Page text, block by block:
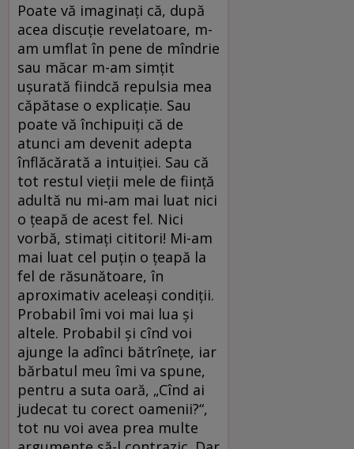
Poate vă imaginați că, după
acea discuție revelatoare, m-
am umflat în pene de mîndrie
sau măcar m-am simțit
ușurată fiindcă repulsia mea
căpătase o explicație. Sau
poate vă închipuiți că de
atunci am devenit adepta
înflăcărată a intuiției. Sau că
tot restul vieții mele de ființă
adultă nu mi‑am mai luat nici
o țeapă de acest fel. Nici
vorbă, stimați cititori! Mi-am
mai luat cel puțin o țeapă la
fel de răsunătoare, în
aproximativ aceleași condiții.
Probabil îmi voi mai lua și
altele. Probabil și cînd voi
ajunge la adînci bătrînețe, iar
bărbatul meu îmi va spune,
pentru a suta oară, „Cînd ai
judecat tu corect oamenii?“,
tot nu voi avea prea multe